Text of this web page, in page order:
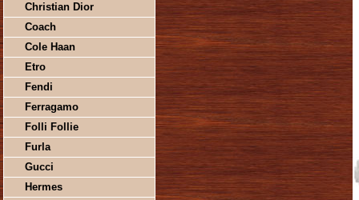
Christian Dior
Coach
Cole Haan
Etro
Fendi
Ferragamo
Folli Follie
Furla
Gucci
Hermes